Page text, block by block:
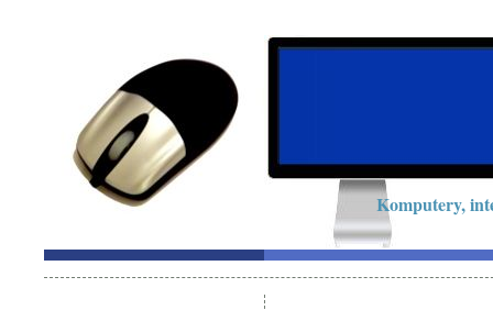
Komputery,